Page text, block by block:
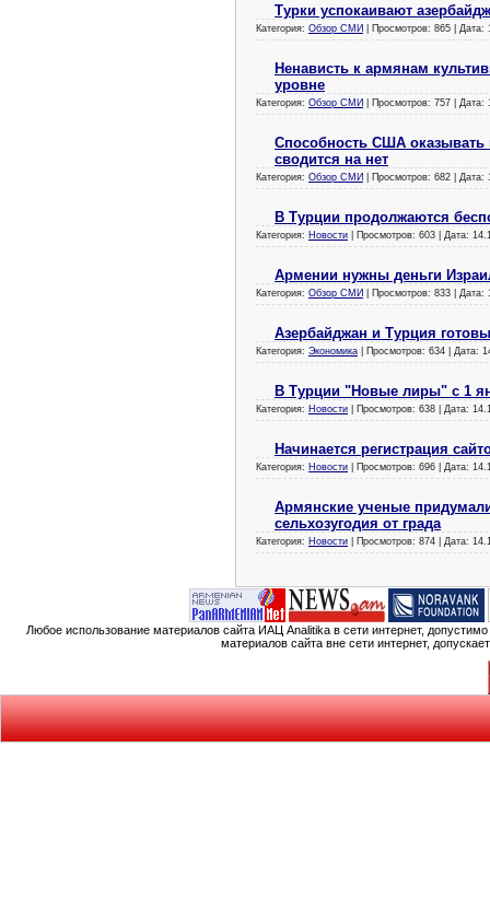
Турки успокаивают
Категория: Обзор СМИ | Просмотров: 865 | Дата:
Ненависть к армянам
уровне
Категория: Обзор СМИ | Просмотров: 757 | Дата:
Способность США оказывать
сводится на нет
Категория: Обзор СМИ | Просмотров: 682 | Дата:
В Турции продолжаются
Категория: Новости | Просмотров: 603 | Дата:
Армении нужны деньги
Категория: Обзор СМИ | Просмотров: 833 | Дата:
Азербайджан и Турция
Категория: Экономика | Просмотров: 634 | Дата:
В Турции "Новые лиры" с 1
Категория: Новости | Просмотров: 638 | Дата:
Начинается регистрация
Категория: Новости | Просмотров: 696 | Дата:
Армянские ученые
сельхозугодия от града
Категория: Новости | Просмотров: 874 | Дата:
Любое использование материалов сайта ИАЦ Analitika в сети интернет,
материалов сайта вне сети интернет,